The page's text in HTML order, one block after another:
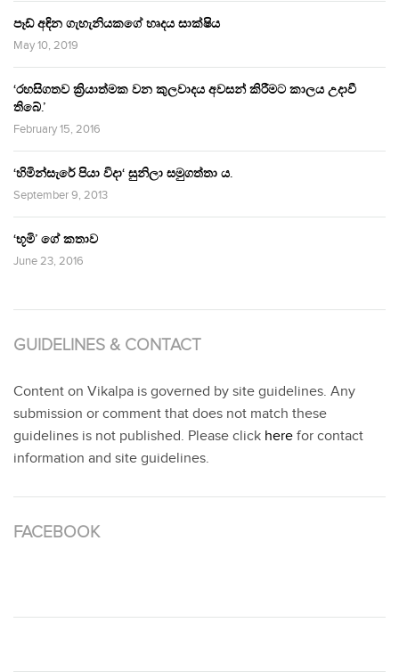
පෑඩ් අඳින ගැහැනියකගේ හෘදය සාක්ෂිය
May 10, 2019
‘රහසිගතව ක්‍රියාත්මක වන කුලවාදය අවසන් කිරීමට කාලය උදාවී
තිබේ.’
February 15, 2016
‘හිමින්සැරේ පියා විදා‘ සුනිලා සමුගත්තා ය.
September 9, 2013
‘භූමි’ ගේ කතාව
June 23, 2016
GUIDELINES & CONTACT
Content on Vikalpa is governed by site guidelines. Any
submission or comment that does not match these
guidelines is not published. Please click here for contact
information and site guidelines.
FACEBOOK